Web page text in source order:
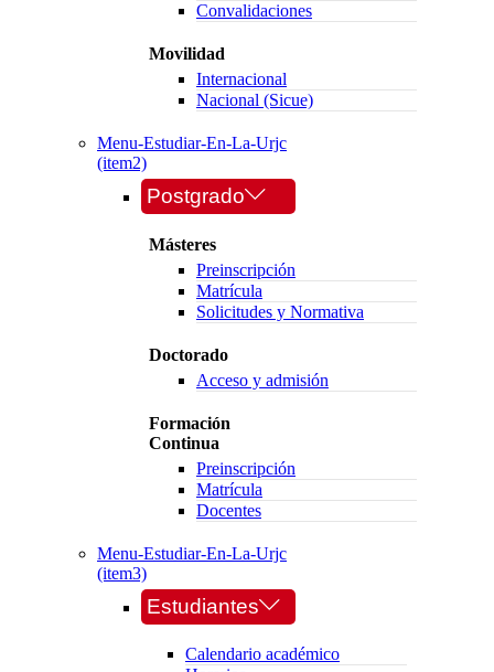
Convalidaciones
Movilidad
Internacional
Nacional (Sicue)
Menu-Estudiar-En-La-Urjc
(item2)
Postgrado
Másteres
Preinscripción
Matrícula
Solicitudes y Normativa
Doctorado
Acceso y admisión
Formación
Continua
Preinscripción
Matrícula
Docentes
Menu-Estudiar-En-La-Urjc
(item3)
Estudiantes
Calendario académico